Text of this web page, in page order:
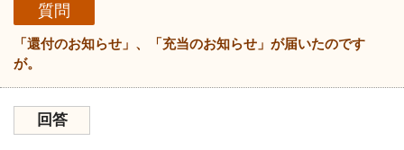
質問
「還付のお知らせ」、「充当のお知らせ」が届いたのです
が。
回答